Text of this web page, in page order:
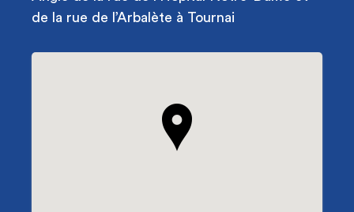
de la rue de l’Arbalète à Tournai